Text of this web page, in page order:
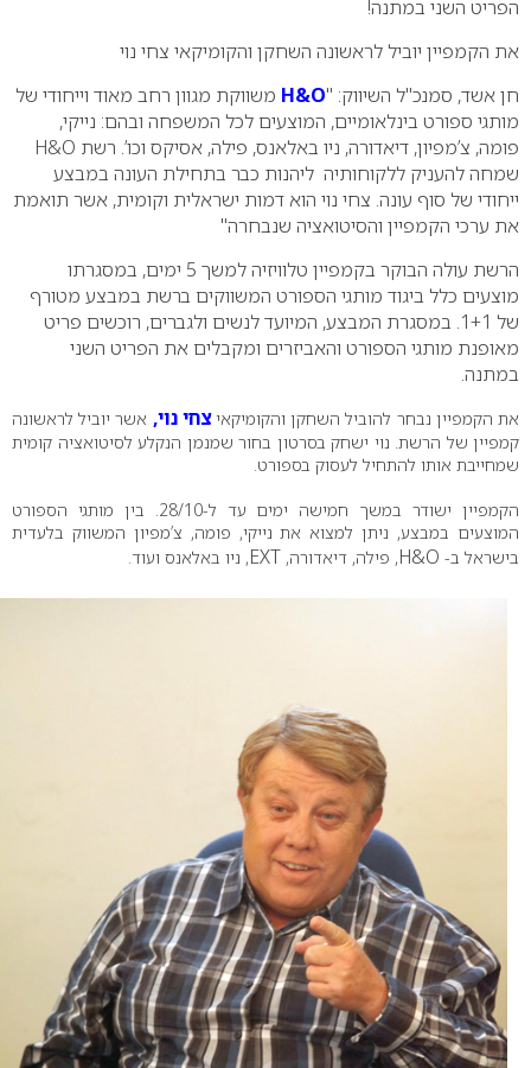
הפריט השני במתנה!
את הקמפיין יוביל לראשונה השחקן והקומיקאי צחי נוי
חן אשד, סמנכ"ל השיווק: " H&Oמשווקת מגוון רחב מאוד וייחודי של
מותגי ספורט בינלאומיים, המוצעים לכל המשפחה ובהם: נייקי,
פומה, צ’מפיון, דיאדורה, ניו באלאנס, פילה, אסיקס וכו’. רשת H&O
שמחה להעניק ללקוחותיה ליהנות כבר בתחילת העונה במבצע
ייחודי של סוף עונה. צחי נוי הוא דמות ישראלית וקומית, אשר תואמת
את ערכי הקמפיין והסיטואציה שנבחרה"
הרשת עולה הבוקר בקמפיין טלוויזיה למשך 5 ימים, במסגרתו
מוצעים כלל ביגוד מותגי הספורט המשווקים ברשת במבצע מטורף
של 1+1. במסגרת המבצע, המיועד לנשים ולגברים, רוכשים פריט
מאופנת מותגי הספורט והאביזרים ומקבלים את הפריט השני
במתנה.
את הקמפיין נבחר להוביל השחקן והקומיקאיצחי נוי,אשר יוביל לראשונה
קמפיין של הרשת. נוי ישחק בסרטון בחור שמנמן הנקלע לסיטואציה קומית
שמחייבת אותו להתחיל לעסוק בספורט.
הקמפיין ישודר במשך חמישה ימים עד ל-28/10. בין מותגי הספורט
המוצעים במבצע, ניתן למצוא את נייקי, פומה, צ’מפיון המשווק בלעדית
בישראל ב-H&O, פילה, דיאדורה,EXT, ניו באלאנס ועוד.